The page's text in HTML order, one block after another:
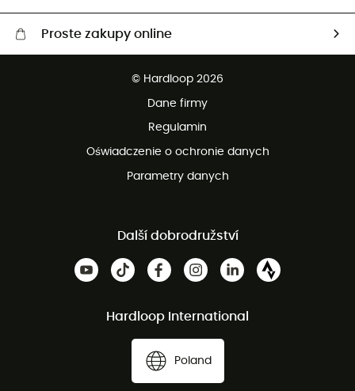
Proste zakupy online
© Hardloop 2026
Dane firmy
Regulamin
Oświadczenie o ochronie danych
Parametry danych
Další dobrodružství
Hardloop International
Poland